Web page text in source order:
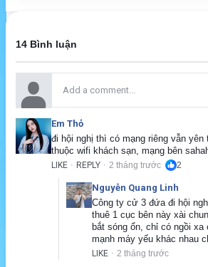
14 Bình luận
Em Thỏ
đi hội nghị thì có mạng riêng vẫn yên
thuộc wifi khách sạn, mạng bên
LIKE · REPLY · 2 tháng trước 2
Nguyễn Quang Linh
Công ty cử 3 đứa đi hội
thuê 1 cục bên này xài
bắt sóng ổn, chỉ có ngồi
mạnh máy yếu khác nhau
LIKE · 2 tháng trước